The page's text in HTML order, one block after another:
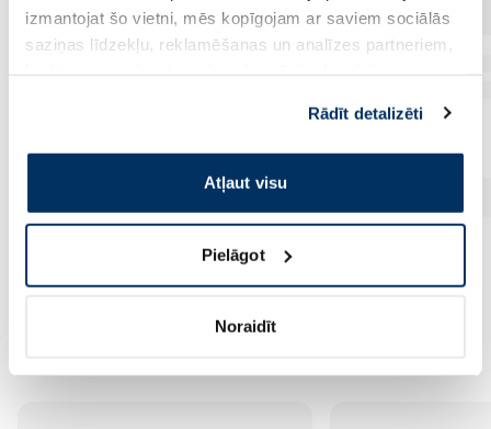
izmantojat šo vietni, mēs kopīgojam ar saviem sociālās
saziņas līdzekļu, reklamēšanas un analīzes partneriem,
pakalpojumus. Ja piekrītat šo papildu sīkdatņu
izmantošanai, lūdzu, atzīmējiet savu izvēli:
Rādīt detalizēti
Atļaut visu
Pielāgot
Noraidīt
Vēl no šī zīmola